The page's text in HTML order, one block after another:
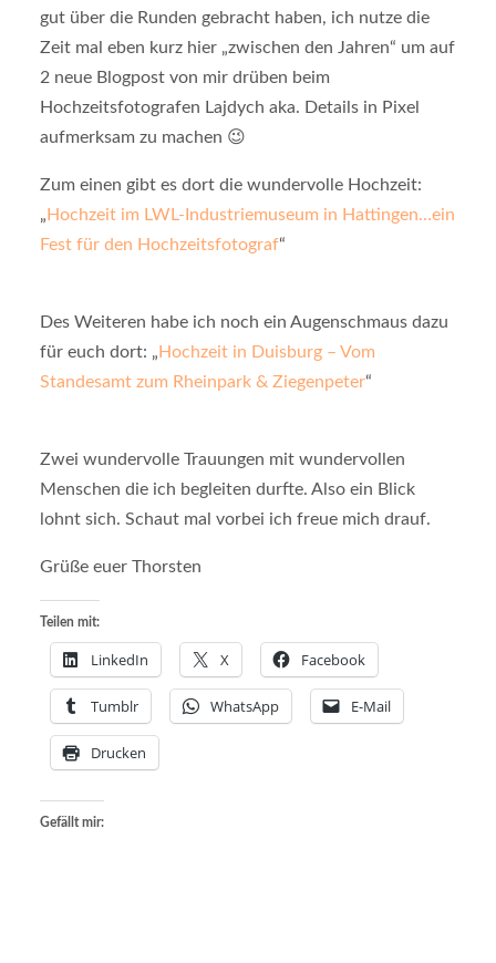
gut über die Runden gebracht haben, ich nutze die
Zeit mal eben kurz hier „zwischen den Jahren“ um auf
2 neue Blogpost von mir drüben beim
Hochzeitsfotografen Lajdych aka. Details in Pixel
aufmerksam zu machen 😉
Zum einen gibt es dort die wundervolle Hochzeit:
„ Hochzeit im LWL-Industriemuseum in Hattingen…ein
Fest für den Hochzeitsfotograf“
Des Weiteren habe ich noch ein Augenschmaus dazu
für euch dort: „ Hochzeit in Duisburg – Vom
Standesamt zum Rheinpark & Ziegenpeter“
Zwei wundervolle Trauungen mit wundervollen
Menschen die ich begleiten durfte. Also ein Blick
lohnt sich. Schaut mal vorbei ich freue mich drauf.
Grüße euer Thorsten
Teilen mit:
LinkedIn X Facebook
Tumblr WhatsApp E-Mail
Drucken
Gefällt mir: